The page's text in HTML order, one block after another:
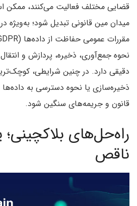
قضایی مختلف فعالیت می‌کنند،
میدان مین قانونی تبدیل شود؛ به‌ویژه
نحوه جمع‌آوری، ذخیره، پردازش و
دقیقی دارد. در چنین شرایطی،
ذخیره‌سازی یا نحوه دسترسی به
قانون و جریمه‌های سنگین شود.
راه‌حل‌های
ناقص